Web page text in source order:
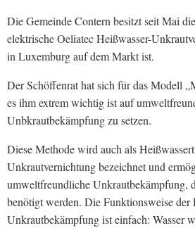
Die Gemeinde Contern besitzt seit Mai
elektrische Oeliatec Heißwasser-
in Luxemburg auf dem Markt ist.
Der Schöffenrat hat sich für das Modell
es ihm extrem wichtig ist auf
Unbkrautbekämpfung zu setzen.
Diese Methode wird auch als
Unkrautvernichtung bezeichnet und
umweltfreundliche Unkrautbekämpfung,
benötigt werden. Die Funktionsweise der
Unkrautbekämpfung ist einfach: Wasser